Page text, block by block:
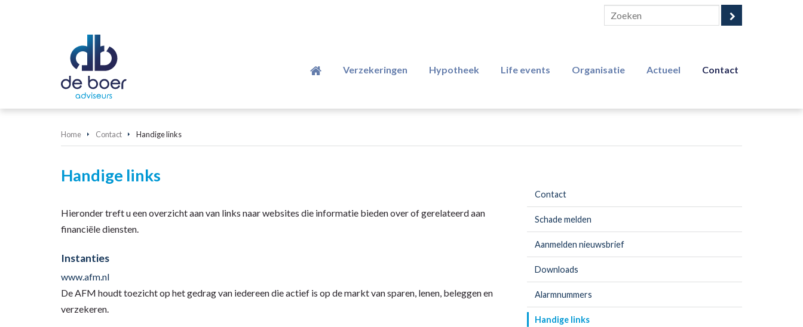
Verzekeringen Hypotheek Life events Organisatie Actueel Contact
Home Contact Handige links
Handige links
Hieronder treft u een overzicht aan van links naar websites die informatie bieden over of gerelateerd aan
financiële diensten.
Instanties
www.afm.nl
De AFM houdt toezicht op het gedrag van iedereen die actief is op de markt van sparen, lenen, beleggen en
verzekeren.
Contact
Schade melden
Aanmelden nieuwsbrief
Downloads
Alarmnummers
Handige links